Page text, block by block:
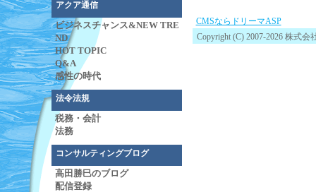
アクア通信
ビジネスチャンス&NEW TRE
ND
HOT TOPIC
Q&A
感性の時代
法令法規
税務・会計
法務
コンサルティングブログ
高田勝巳のブログ
配信登録
CMSならドリーマASP
Copyright (C) 2007-2026 株式